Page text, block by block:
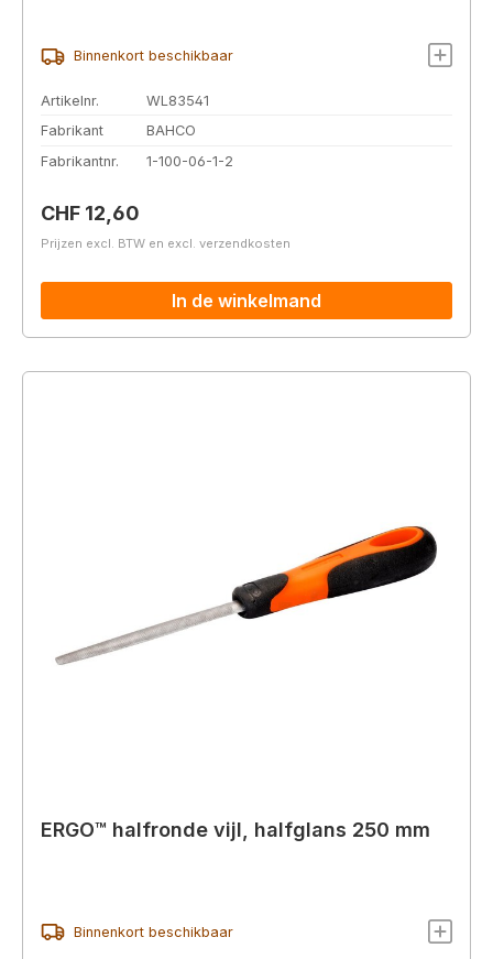
Binnenkort beschikbaar
Artikelnr.
WL83541
Fabrikant
BAHCO
Fabrikantnr.
1-100-06-1-2
Normale prijs:
CHF 12,60
Prijzen excl. BTW en excl. verzendkosten
In de winkelmand
ERGO™ halfronde vijl, halfglans 250 mm
Binnenkort beschikbaar